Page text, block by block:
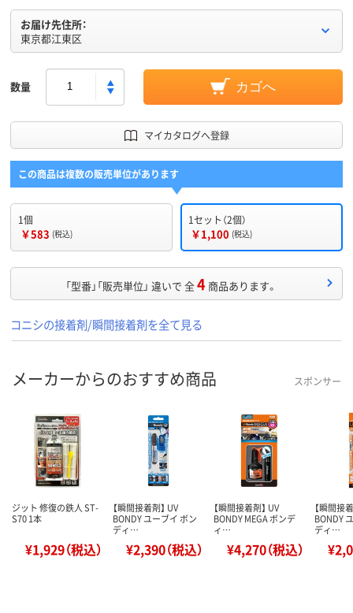
お届け先住所：
東京都江東区
数量 カゴへ
マイカタログへ登録
この商品は複数の販売単位があります
1個
￥583 (税込)
1セット（2個）
￥1,100 (税込)
「型番」「販売単位」 違いで 全4 商品あります。
コニシの接着剤/瞬間接着剤を全て見る
メーカーからのおすすめ商品 スポンサー
ジット 修復の鉄人 ST-
S70 1本
¥1,929（税込）
【瞬間接着剤】 UV
BONDY ユーブイ ボン
ディ…
¥2,390（税込）
【瞬間接着剤】 UV
BONDY MEGA ボンデ
ィ…
¥4,270（税込）
【瞬間接
BONDY
ディ…